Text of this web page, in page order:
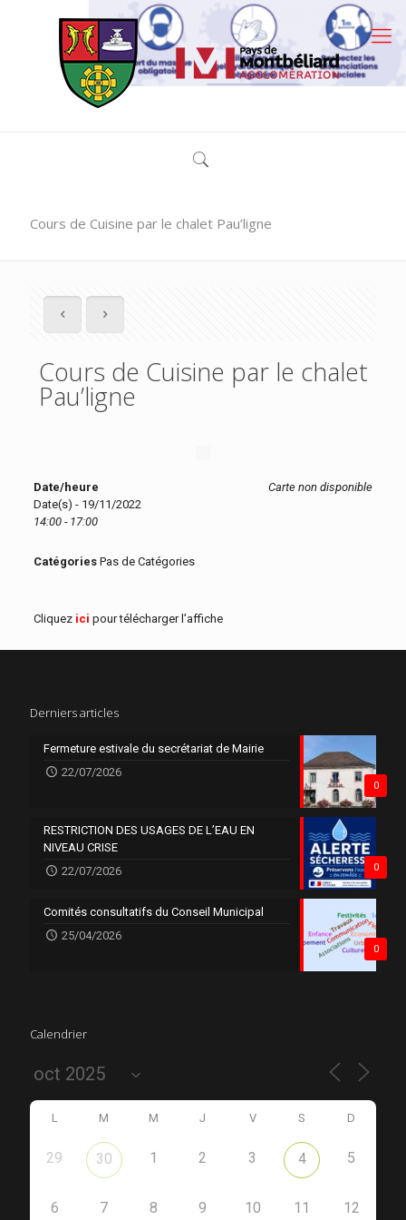
Cours de Cuisine par le chalet Pau’ligne
Cours de Cuisine par le chalet
Pau’ligne
Carte non disponible
Date/heure
Date(s) - 19/11/2022
14:00 - 17:00
CatégoriesPas de Catégories
Cliquez ici pour télécharger l’affiche
Derniers articles
0
Fermeture estivale du secrétariat de Mairie
22/07/2026
0
RESTRICTION DES USAGES DE L’EAU EN
NIVEAU CRISE
22/07/2026
0
Comités consultatifs du Conseil Municipal
25/04/2026
Calendrier
L M M J V S D
29 30 1 2 3 4 5
6 7 8 9 10 11 12